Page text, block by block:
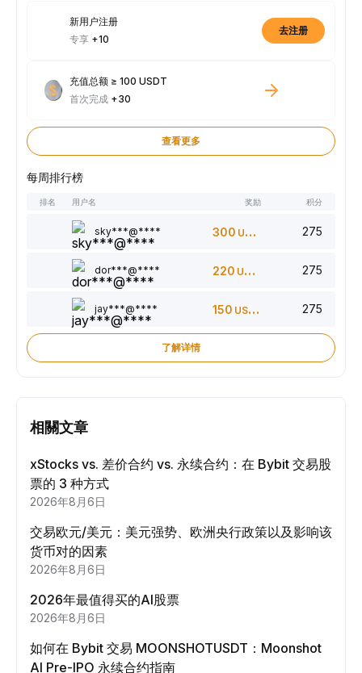
新用户注册
专享 +10
去注册
充值总额 ≥ 100 USDT
首次完成 +30
查看更多
每周排行榜
排名 用户名 奖励 积分
sky***@**** 300 USDT 275
dor***@**** 220 USDT 275
jay***@**** 150 USDT 275
了解详情
相關文章
xStocks vs. 差价合约 vs. 永续合约：在 Bybit 交易股
票的 3 种方式
2026年8月6日
交易欧元/美元：美元强势、欧洲央行政策以及影响该
货币对的因素
2026年8月6日
2026年最值得买的AI股票
2026年8月6日
如何在 Bybit 交易 MOONSHOTUSDT：Moonshot
AI Pre-IPO 永续合约指南